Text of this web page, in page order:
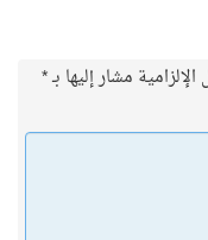
مشار إليها بـ*